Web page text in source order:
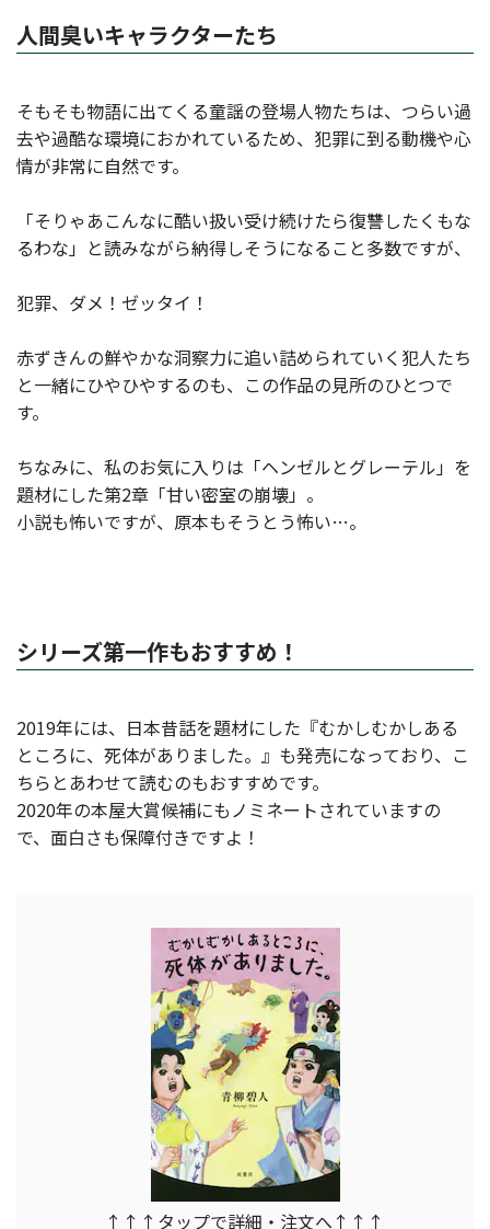
人間臭いキャラクターたち
そもそも物語に出てくる童謡の登場人物たちは、つらい過
去や過酷な環境におかれているため、犯罪に到る動機や心
情が非常に自然です。
「そりゃあこんなに酷い扱い受け続けたら復讐したくもな
るわな」と読みながら納得しそうになること多数ですが、
犯罪、ダメ！ゼッタイ！
赤ずきんの鮮やかな洞察力に追い詰められていく犯人たち
と一緒にひやひやするのも、この作品の見所のひとつで
す。
ちなみに、私のお気に入りは「ヘンゼルとグレーテル」を
題材にした第2章「甘い密室の崩壊」。
小説も怖いですが、原本もそうとう怖い…。
シリーズ第一作もおすすめ！
2019年には、日本昔話を題材にした『むかしむかしある
ところに、死体がありました。』も発売になっており、こ
ちらとあわせて読むのもおすすめです。
2020年の本屋大賞候補にもノミネートされていますの
で、面白さも保障付きですよ！
↑↑↑タップで詳細・注文へ↑↑↑